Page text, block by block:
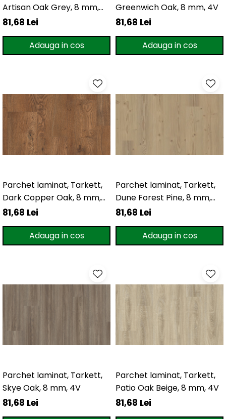
Artisan Oak Grey, 8 mm,
4V
81,68 Lei
Adauga in cos
Greenwich Oak, 8 mm, 4V
81,68 Lei
Adauga in cos
Parchet laminat, Tarkett,
Dark Copper Oak, 8 mm,
4V
81,68 Lei
Adauga in cos
Parchet laminat, Tarkett,
Dune Forest Pine, 8 mm,
4V
81,68 Lei
Adauga in cos
Parchet laminat, Tarkett,
Skye Oak, 8 mm, 4V
81,68 Lei
Parchet laminat, Tarkett,
Patio Oak Beige, 8 mm, 4V
81,68 Lei